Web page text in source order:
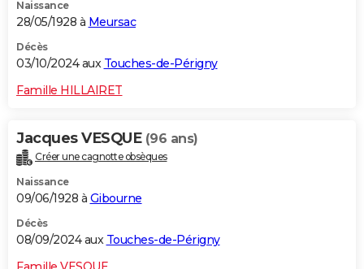
Naissance
28/05/1928 à Meursac
Décès
03/10/2024 aux Touches-de-Périgny
Famille HILLAIRET
Jacques VESQUE (96 ans)
Créer une cagnotte obsèques
Naissance
09/06/1928 à Gibourne
Décès
08/09/2024 aux Touches-de-Périgny